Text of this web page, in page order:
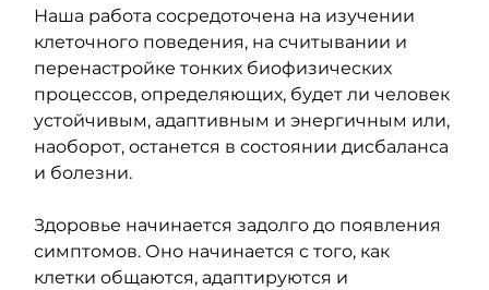
Наша работа сосредоточена на изучении
клеточного поведения, на считывании и
перенастройке тонких биофизических
процессов, определяющих, будет ли человек
устойчивым, адаптивным и энергичным или,
наоборот, останется в состоянии дисбаланса
и болезни.
Здоровье начинается задолго до появления
симптомов. Оно начинается с того, как
клетки общаются, адаптируются и